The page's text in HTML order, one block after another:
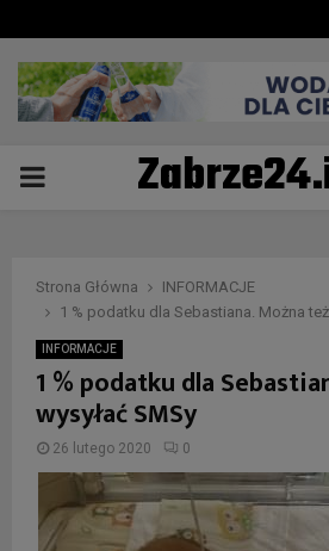
PRIMARY
Strona Główna
INFORMACJE
1 % podatku dla Sebastiana. Można
INFORMACJE
1 % podatku dla
wysyłać SMSy
26 lutego 2020 0